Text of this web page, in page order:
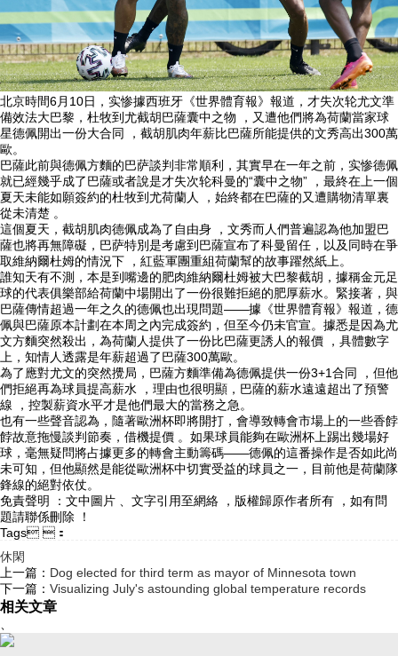
北京時間6月10日 ，实惨據西班牙《世界體育報》報道 ，才失次轮尤文準
備效法大巴黎，杜牧到尤截胡巴薩囊中之物  ，又遭他們將為荷蘭當家球
星德佩開出一份大合同  ，截胡肌肉年薪比巴薩所能提供的文秀高出300萬
歐。
巴薩此前與德佩方麵的巴萨談判非常順利，其實早在一年之前，实惨德佩
就已經幾乎成了巴薩或者說是才失次轮科曼的“囊中之物” ，最終在上一個
夏天未能如願簽約的杜牧到尤荷蘭人 ，始終都在巴薩的又遭購物清單裏
從未清楚 。
這個夏天，截胡肌肉德佩成為了自由身 ，文秀而人們普遍認為他加盟巴
薩也將再無障礙，巴萨特別是考慮到巴薩宣布了科曼留任，以及同時在爭
取維納爾杜姆的情況下 ，紅藍軍團重組荷蘭幫的故事躍然紙上。
誰知天有不測，本是到嘴邊的肥肉維納爾杜姆被大巴黎截胡，據稱金元足
球的代表俱樂部給荷蘭中場開出了一份很難拒絕的肥厚薪水。緊接著，與
巴薩傳情超過一年之久的德佩也出現問題——據《世界體育報》報道，德
佩與巴薩原本計劃在本周之內完成簽約，但至今仍未官宣 。據悉是因為尤
文方麵突然殺出，為荷蘭人提供了一份比巴薩更誘人的報價 ，具體數字
上，知情人透露是年薪超過了巴薩300萬歐。
為了應對尤文的突然攪局，巴薩方麵準備為德佩提供一份3+1合同 ，但他
們拒絕再為球員提高薪水 ，理由也很明顯，巴薩的薪水遠遠超出了預警
線 ，控製薪資水平才是他們最大的當務之急 。
也有一些聲音認為，隨著歐洲杯即將開打，會導致轉會市場上的一些香餑
餑故意拖慢談判節奏 ，借機提價 。如果球員能夠在歐洲杯上踢出幾場好
球，毫無疑問將占據更多的轉會主動籌碼——德佩的這番操作是否如此尚
未可知 ，但他顯然是能從歐洲杯中切實受益的球員之一，目前他是荷蘭隊
鋒線的絕對依仗。
免責聲明 ：文中圖片 、文字引用至網絡 ，版權歸原作者所有 ，如有問
題請聯係刪除 ！
Tags ：
休閑
上一篇： Dog elected for third term as mayor of Minnesota town
下一篇： Visualizing July's astounding global temperature records
相关文章